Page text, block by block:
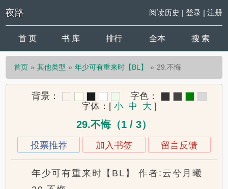
夜路 阅读历史 | 登录| 注册
首 页 书 库 排行 全本 搜 索
首页 其他类型 年少可有重来时【BL】 29.不悔
背景：
字色：
字体： [ 小 中 大 ]
29.不悔（1 / 3）
投票推荐 加入书签 留言反馈
年少可有重来时【BL】 作者:云兮月曦